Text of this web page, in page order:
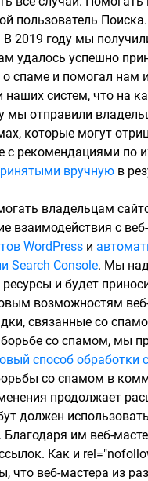
пользователь
В 2019 году мы
удалось успешно
спаме и помогал нам
систем, что на
мы отправили
которые могут
с рекомендациями по
вручную в
владельцам
взаимодействия с
WordPress и
Search Console. Мы
и будет
возможностям
связанные со
со спамом, мы
способ обработки
со спамом в
продолжает
должен
им веб-
Как и
веб-мастера из